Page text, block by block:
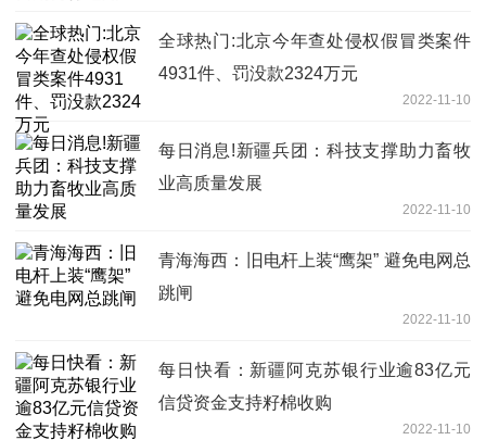
全球热门:北京今年查处侵权假冒类案件
4931件、罚没款2324万元
2022-11-10
每日消息!新疆兵团：科技支撑助力畜牧
业高质量发展
2022-11-10
青海海西：旧电杆上装“鹰架” 避免电网总
跳闸
2022-11-10
每日快看：新疆阿克苏银行业逾83亿元
信贷资金支持籽棉收购
2022-11-10